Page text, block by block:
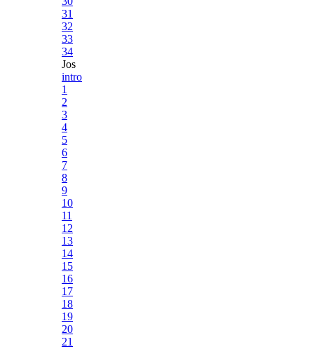
31
32
33
34
Jos
intro
1
2
3
4
5
6
7
8
9
10
11
12
13
14
15
16
17
18
19
20
21